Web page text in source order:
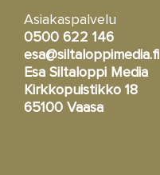
Asiakaspalvelu
0500 622 146
esa@siltaloppimedia.fi
Esa Siltaloppi Media
Kirkkopuistikko 18
65100 Vaasa